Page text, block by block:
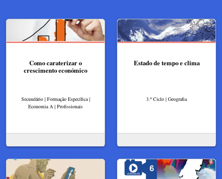
Como caraterizar o
crescimento económico
Secundário | Formação Específica |
Economia A | Profissionais
Estado de tempo e clima
3.º Ciclo | Geografia